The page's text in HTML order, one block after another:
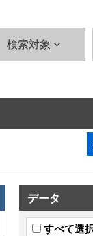
検索対象
データ
すべて選